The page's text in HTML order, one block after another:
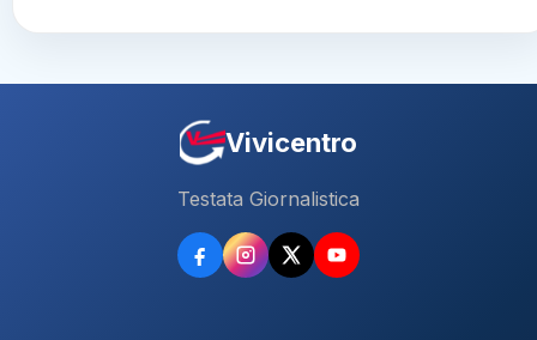
Vivicentro
Testata Giornalistica